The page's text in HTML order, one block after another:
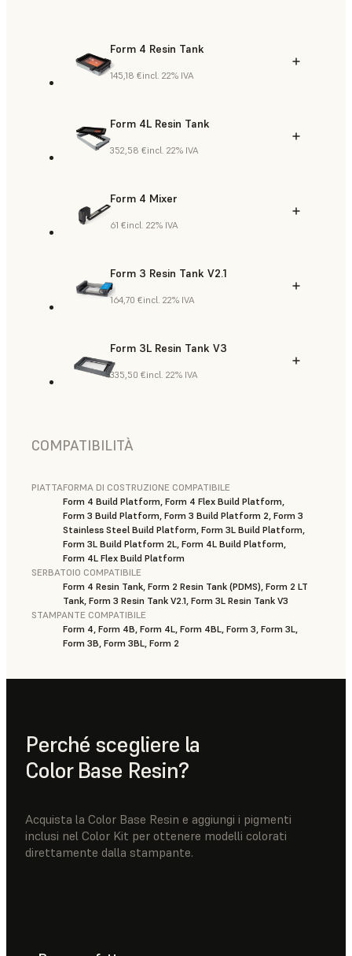
Form 4 Resin Tank
145,18 €incl. 22% IVA
Form 4L Resin Tank
352,58 €incl. 22% IVA
Form 4 Mixer
61 €incl. 22% IVA
Form 3 Resin Tank V2.1
164,70 €incl. 22% IVA
Form 3L Resin Tank V3
335,50 €incl. 22% IVA
COMPATIBILITÀ
PIATTAFORMA DI COSTRUZIONE COMPATIBILE
Form 4 Build Platform, Form 4 Flex Build Platform,
Form 3 Build Platform, Form 3 Build Platform 2, Form 3
Stainless Steel Build Platform, Form 3L Build Platform,
Form 3L Build Platform 2L, Form 4L Build Platform,
Form 4L Flex Build Platform
SERBATOIO COMPATIBILE
Form 4 Resin Tank, Form 2 Resin Tank (PDMS), Form 2 LT
Tank, Form 3 Resin Tank V2.1, Form 3L Resin Tank V3
STAMPANTE COMPATIBILE
Form 4, Form 4B, Form 4L, Form 4BL, Form 3, Form 3L,
Form 3B, Form 3BL, Form 2
Perché scegliere la
Color Base Resin?
Acquista la Color Base Resin e aggiungi i pigmenti
inclusi nel Color Kit per ottenere modelli colorati
direttamente dalla stampante.